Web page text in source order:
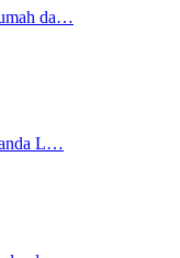
da…
L…